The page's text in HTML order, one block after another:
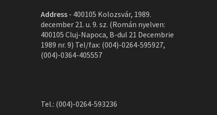
Address - 400105 Kolozsvár, 1989.
december 21. u. 9. sz. (Román nyelven:
400105 Cluj-Napoca, B-dul 21 Decembrie
1989 nr. 9) Tel/fax: (004)-0264-595927,
(004)-0364-405557
Tel.: (004)-0264-593236